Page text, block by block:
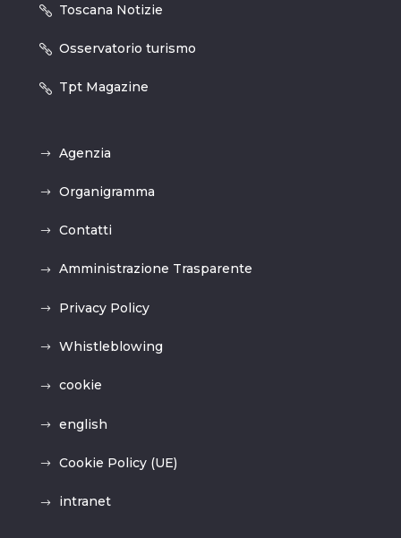
Toscana Notizie
Osservatorio turismo
Tpt Magazine
Agenzia
Organigramma
Contatti
Amministrazione Trasparente
Privacy Policy
Whistleblowing
cookie
english
Cookie Policy (UE)
intranet